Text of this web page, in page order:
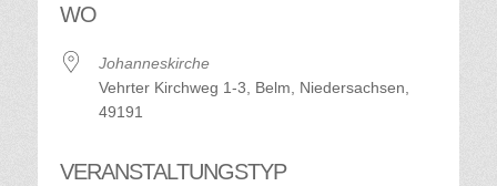
WO
Johanneskirche
Vehrter Kirchweg 1-3, Belm, Niedersachsen,
49191
VERANSTALTUNGSTYP